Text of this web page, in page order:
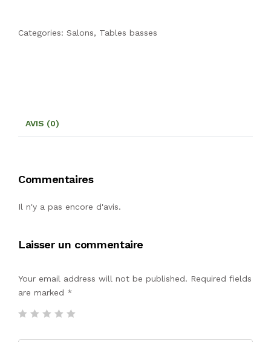
Categories: Salons, Tables basses
AVIS (0)
Commentaires
Il n'y a pas encore d'avis.
Laisser un commentaire
Your email address will not be published. Required fields
are marked *